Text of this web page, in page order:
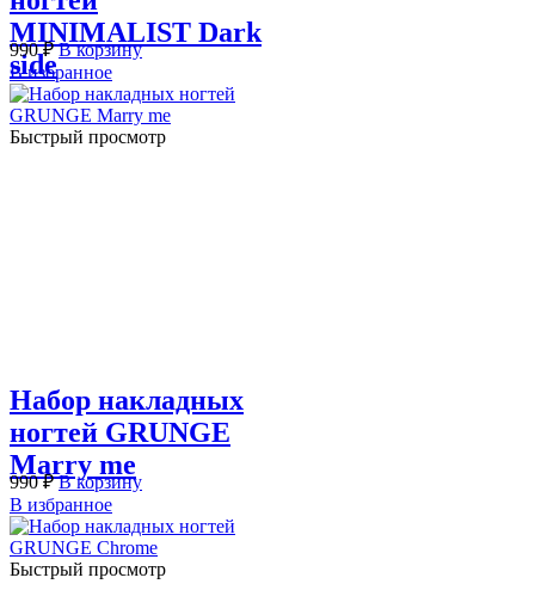
MINIMALIST Dark
side
990₽ В корзину
В избранное
Быстрый просмотр
Набор накладных
ногтей GRUNGE
Marry me
990₽ В корзину
В избранное
Быстрый просмотр